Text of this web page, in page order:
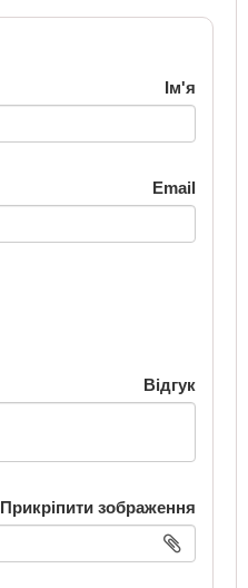
Ім'я
Email
Відгук
Прикріпити зображення